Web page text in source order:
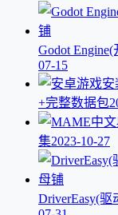
Godot
07-15
+完整数据包
集2023-10-27
DriverEasy(驱